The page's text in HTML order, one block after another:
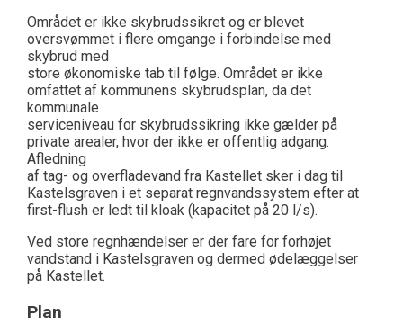
Området er ikke skybrudssikret og er blevet
oversvømmet i flere omgange i forbindelse med
skybrud med
store økonomiske tab til følge. Området er ikke
omfattet af kommunens skybrudsplan, da det
kommunale
serviceniveau for skybrudssikring ikke gælder på
private arealer, hvor der ikke er offentlig adgang.
Afledning
af tag- og overfladevand fra Kastellet sker i dag til
Kastelsgraven i et separat regnvandssystem efter at
first-flush er ledt til kloak (kapacitet på 20 l/s).
Ved store regnhændelser er der fare for forhøjet
vandstand i Kastelsgraven og dermed ødelæggelser
på Kastellet.
Plan